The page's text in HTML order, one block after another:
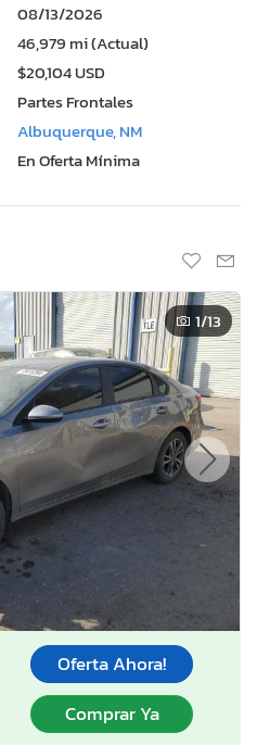
08/13/2026
46,979 mi (Actual)
$20,104 USD
Partes Frontales
Albuquerque, NM
En Oferta Mínima
1/13
Oferta Ahora!
Comprar Ya